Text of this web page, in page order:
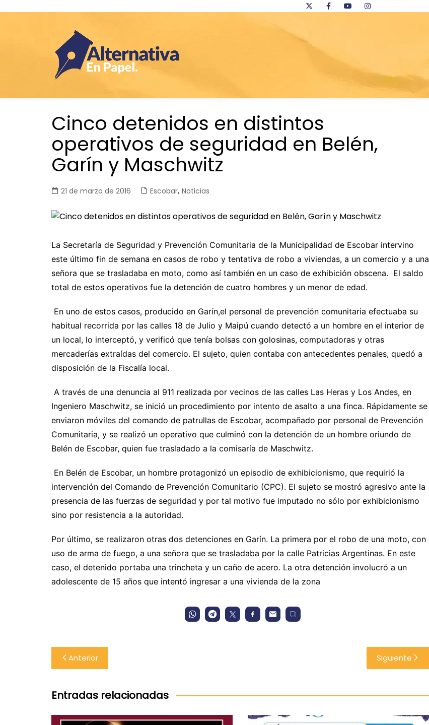
Cinco detenidos en distintos
operativos de seguridad en Belén,
Garín y Maschwitz
21 de marzo de 2016 Escobar, Noticias
La Secretaría de Seguridad y Prevención Comunitaria de la Municipalidad de Escobar intervino
este último fin de semana en casos de robo y tentativa de robo a viviendas, a un comercio y a una
señora que se trasladaba en moto, como así también en un caso de exhibición obscena. El saldo
total de estos operativos fue la detención de cuatro hombres y un menor de edad.
En uno de estos casos, producido en Garín,el personal de prevención comunitaria efectuaba su
habitual recorrida por las calles 18 de Julio y Maipú cuando detectó a un hombre en el interior de
un local, lo interceptó, y verificó que tenía bolsas con golosinas, computadoras y otras
mercaderías extraídas del comercio. El sujeto, quien contaba con antecedentes penales, quedó a
disposición de la Fiscalía local.
A través de una denuncia al 911 realizada por vecinos de las calles Las Heras y Los Andes, en
Ingeniero Maschwitz, se inició un procedimiento por intento de asalto a una finca. Rápidamente se
enviaron móviles del comando de patrullas de Escobar, acompañado por personal de Prevención
Comunitaria, y se realizó un operativo que culminó con la detención de un hombre oriundo de
Belén de Escobar, quien fue trasladado a la comisaría de Maschwitz.
En Belén de Escobar, un hombre protagonizó un episodio de exhibicionismo, que requirió la
intervención del Comando de Prevención Comunitario (CPC). El sujeto se mostró agresivo ante la
presencia de las fuerzas de seguridad y por tal motivo fue imputado no sólo por exhibicionismo
sino por resistencia a la autoridad.
Por último, se realizaron otras dos detenciones en Garín. La primera por el robo de una moto, con
uso de arma de fuego, a una señora que se trasladaba por la calle Patricias Argentinas. En este
caso, el detenido portaba una trincheta y un caño de acero. La otra detención involucró a un
adolescente de 15 años que intentó ingresar a una vivienda de la zona
Navegación
de
entradas
Anterior Siguiente
Entradas relacionadas